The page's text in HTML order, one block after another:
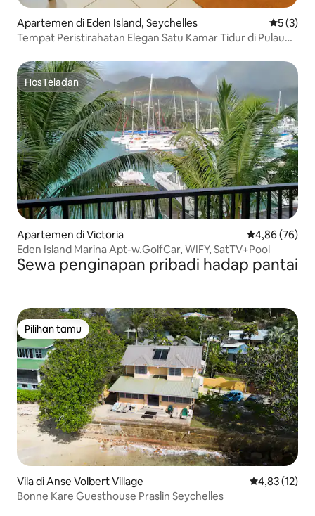
Apartemen di Eden Island, Seychelles Nilai
5 (3)
Tempat Peristirahatan Elegan Satu Kamar Tidur di Pulau
HosTeladan
HosTeladan
Apartemen di Victoria Nilai rata-rata
4,86 (76)
Eden Island Marina Apt-w.GolfCar, WIFY, SatTV+Pool
Sewa penginapan pribadi hadap pantai
Pilihan tamu
Pilihan tamu
Vila di Anse Volbert Village Nilai rata-
4,83 (12)
Bonne Kare Guesthouse Praslin Seychelles